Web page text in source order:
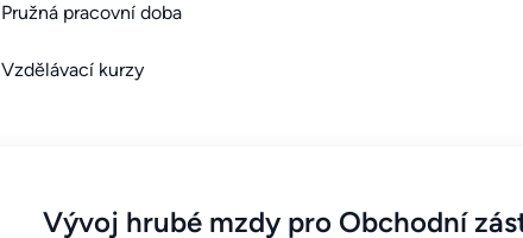
Pružná pracovní doba
Vzdělávací kurzy
Vývoj hrubé mzdy pro Obchodní